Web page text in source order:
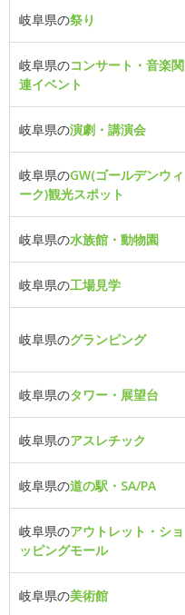
岐阜県の祭り
岐阜県のコンサート・音楽関
連イベント
岐阜県の演劇・講演会
岐阜県のGW(ゴールデンウィ
ーク)観光スポット
岐阜県の水族館・動物園
岐阜県の工場見学
岐阜県のグランピング
岐阜県のタワー・展望台
岐阜県のアスレチック
岐阜県の道の駅・SA/PA
岐阜県のアウトレット・ショ
ッピングモール
岐阜県の美術館